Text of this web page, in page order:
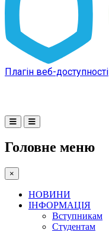
Плагін веб-доступності
Головне меню
×
НОВИНИ
ІНФОРМАЦІЯ
Вступникам
Студентам